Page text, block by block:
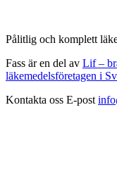
Pålitlig och komplett
Fass är en del av Lif –
läkemedelsföretagen i
Kontakta oss E-post